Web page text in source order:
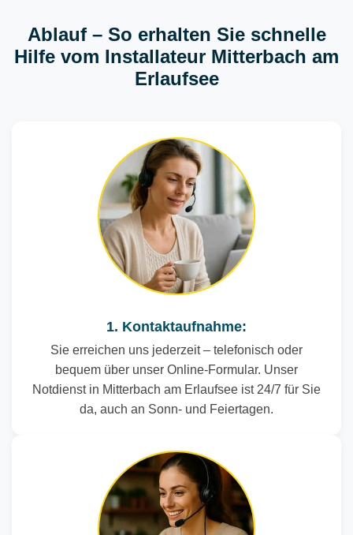
Ablauf – So erhalten Sie schnelle
Hilfe vom Installateur Mitterbach am
Erlaufsee
1. Kontaktaufnahme:
Sie erreichen uns jederzeit – telefonisch oder
bequem über unser Online-Formular. Unser
Notdienst in Mitterbach am Erlaufsee ist 24/7 für Sie
da, auch an Sonn- und Feiertagen.